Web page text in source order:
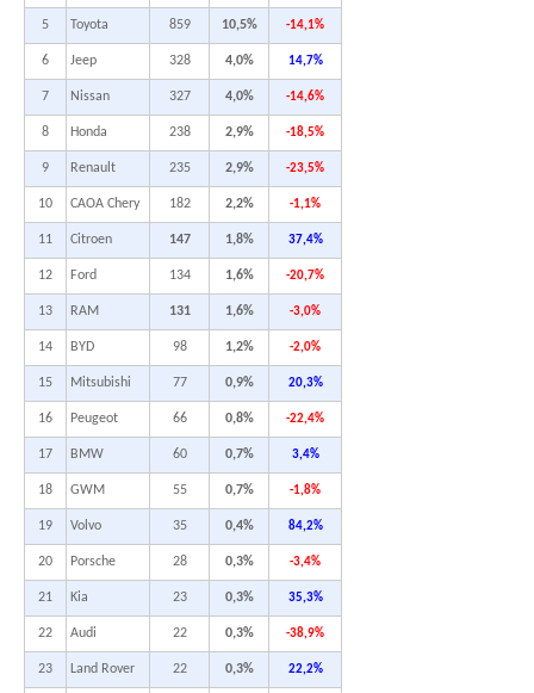
5 Toyota 859 10,5% -14,1%
6 Jeep 328 4,0% 14,7%
7 Nissan 327 4,0% -14,6%
8 Honda 238 2,9% -18,5%
9 Renault 235 2,9% -23,5%
10 CAOA Chery 182 2,2% -1,1%
11 Citroen 147 1,8% 37,4%
12 Ford 134 1,6% -20,7%
13 RAM 131 1,6% -3,0%
14 BYD 98 1,2% -2,0%
15 Mitsubishi 77 0,9% 20,3%
16 Peugeot 66 0,8% -22,4%
17 BMW 60 0,7% 3,4%
18 GWM 55 0,7% -1,8%
19 Volvo 35 0,4% 84,2%
20 Porsche 28 0,3% -3,4%
21 Kia 23 0,3% 35,3%
22 Audi 22 0,3% -38,9%
23 Land Rover 22 0,3% 22,2%